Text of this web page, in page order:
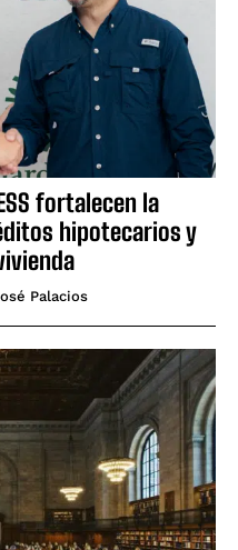
fortalecen la
hipotecarios y
Palacios